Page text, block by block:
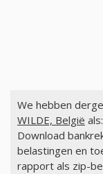
We hebben
WILDE, België
Download
belastingen en
rapport als zip-